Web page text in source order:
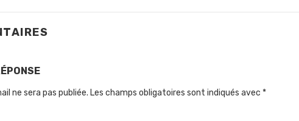
ne sera pas publiée. Les champs obligatoires sont indiqués avec *